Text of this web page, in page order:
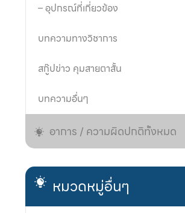
– อุปกรณ์ที่เกี่ยวข้อง
บทความทางวิชาการ
สกู๊ปข่าว คุมสายตาสั้น
บทความอื่นๆ
อาการ / ความผิดปกติทั้งหมด
หมวดหมู่อื่นๆ